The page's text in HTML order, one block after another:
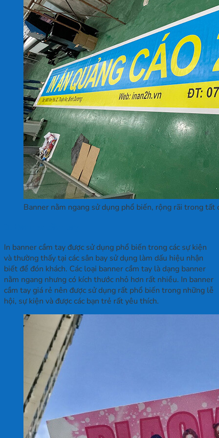
Banner nằm ngang sử dụng phổ biến, rộng rãi trong tất
In banner cầm tay được sử dụng phổ biến trong các sự kiện
và thường thấy tại các sân bay sử dụng làm dấu hiệu nhận
biết để đón khách. Các loại banner cầm tay là dạng banner
nằm ngang nhưng có kích thước nhỏ hơn rất nhiều. In banner
cầm tay giá rẻ nên được sử dụng rất phổ biến trong những lễ
hội, sự kiện và được các bạn trẻ rất yêu thích.